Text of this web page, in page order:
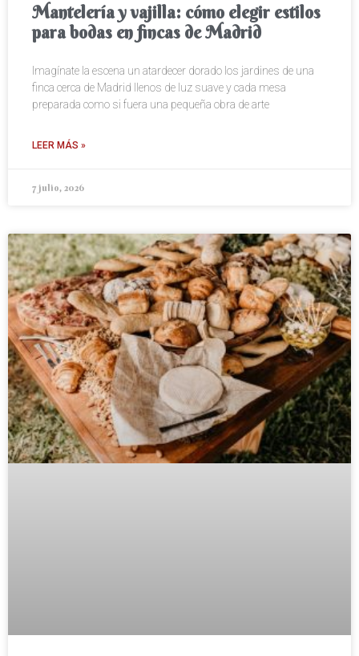
Mantelería y vajilla: cómo elegir estilos
para bodas en fincas de Madrid
Imagínate la escena un atardecer dorado los jardines de una
finca cerca de Madrid llenos de luz suave y cada mesa
preparada como si fuera una pequeña obra de arte
LEER MÁS »
7 julio, 2026